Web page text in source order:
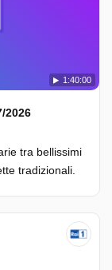
1:40:00
2026
tra bellissimi
tradizionali.